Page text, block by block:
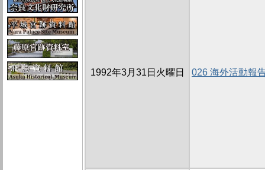
1992年3月31日火曜日 026 海外活動報